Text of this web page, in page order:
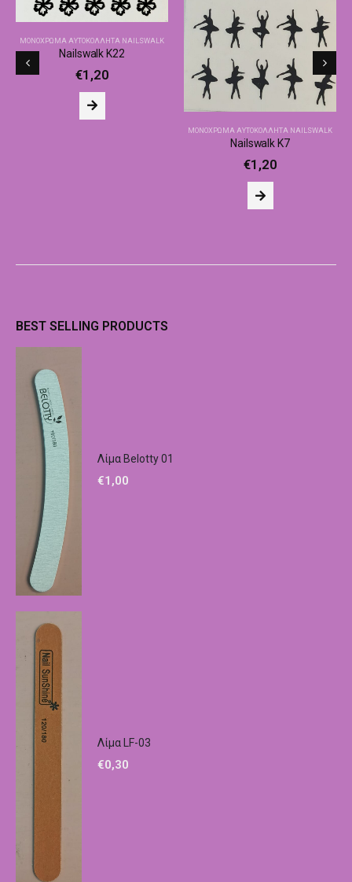
ΜΟΝΌΧΡΩΜΑ ΑΥΤΟΚΌΛΛΗΤΑ NAILSWALK
Nailswalk Κ22
€1,20
ΜΟΝΌΧΡΩΜΑ ΑΥΤΟΚΌΛΛΗΤΑ NAILSWALK
Nailswalk Κ7
€1,20
BEST SELLING PRODUCTS
Λίμα Belotty 01
€1,00
Λίμα LF-03
€0,30